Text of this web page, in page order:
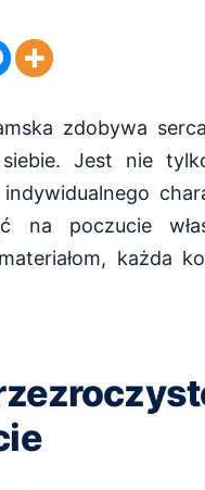
zdobywa
Jest nie
na poczucie
każda